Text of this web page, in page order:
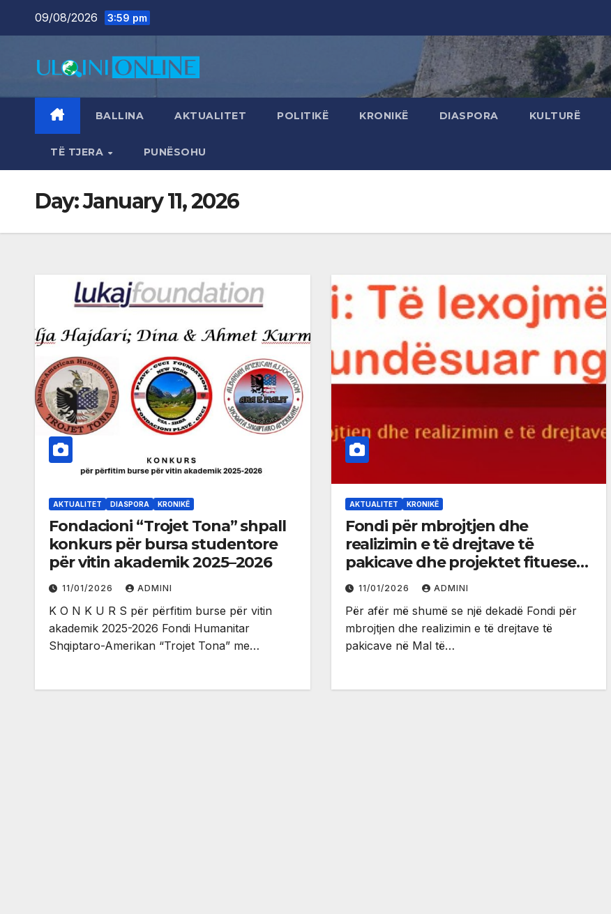
09/08/2026 3:59 pm
BALLINA AKTUALITET POLITIKË KRONIKË DIASPORA KULTURË
TË TJERA PUNËSOHU
Day:January 11, 2026
AKTUALITET DIASPORA KRONIKË
Fondacioni “Trojet Tona” shpall
konkurs për bursa studentore
për vitin akademik 2025–2026
11/01/2026 ADMINI
K O N K U R S për përfitim burse për vitin
akademik 2025-2026 Fondi Humanitar
Shqiptaro-Amerikan “Trojet Tona” me…
AKTUALITET KRONIKË
Fondi për mbrojtjen dhe
realizimin e të drejtave të
pakicave dhe projektet fituese
për vitin 2025
11/01/2026 ADMINI
Për afër më shumë se një dekadë Fondi për
mbrojtjen dhe realizimin e të drejtave të
pakicave në Mal të…